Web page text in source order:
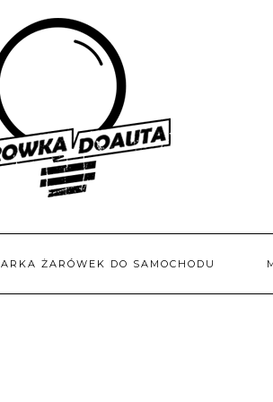
ŻARÓWEK DO SAMOCHODU